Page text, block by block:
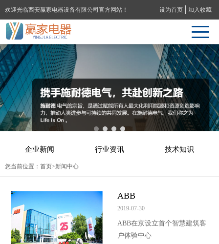
欢迎光临西安赢家电器设备有限公司官方网站！ 设为首页 加入收藏
企业新闻 行业资讯 技术知识
您当前位置： 首页>新闻中心
ABB
2019-07-30
ABB在京设立首个智慧建筑客
户体验中心